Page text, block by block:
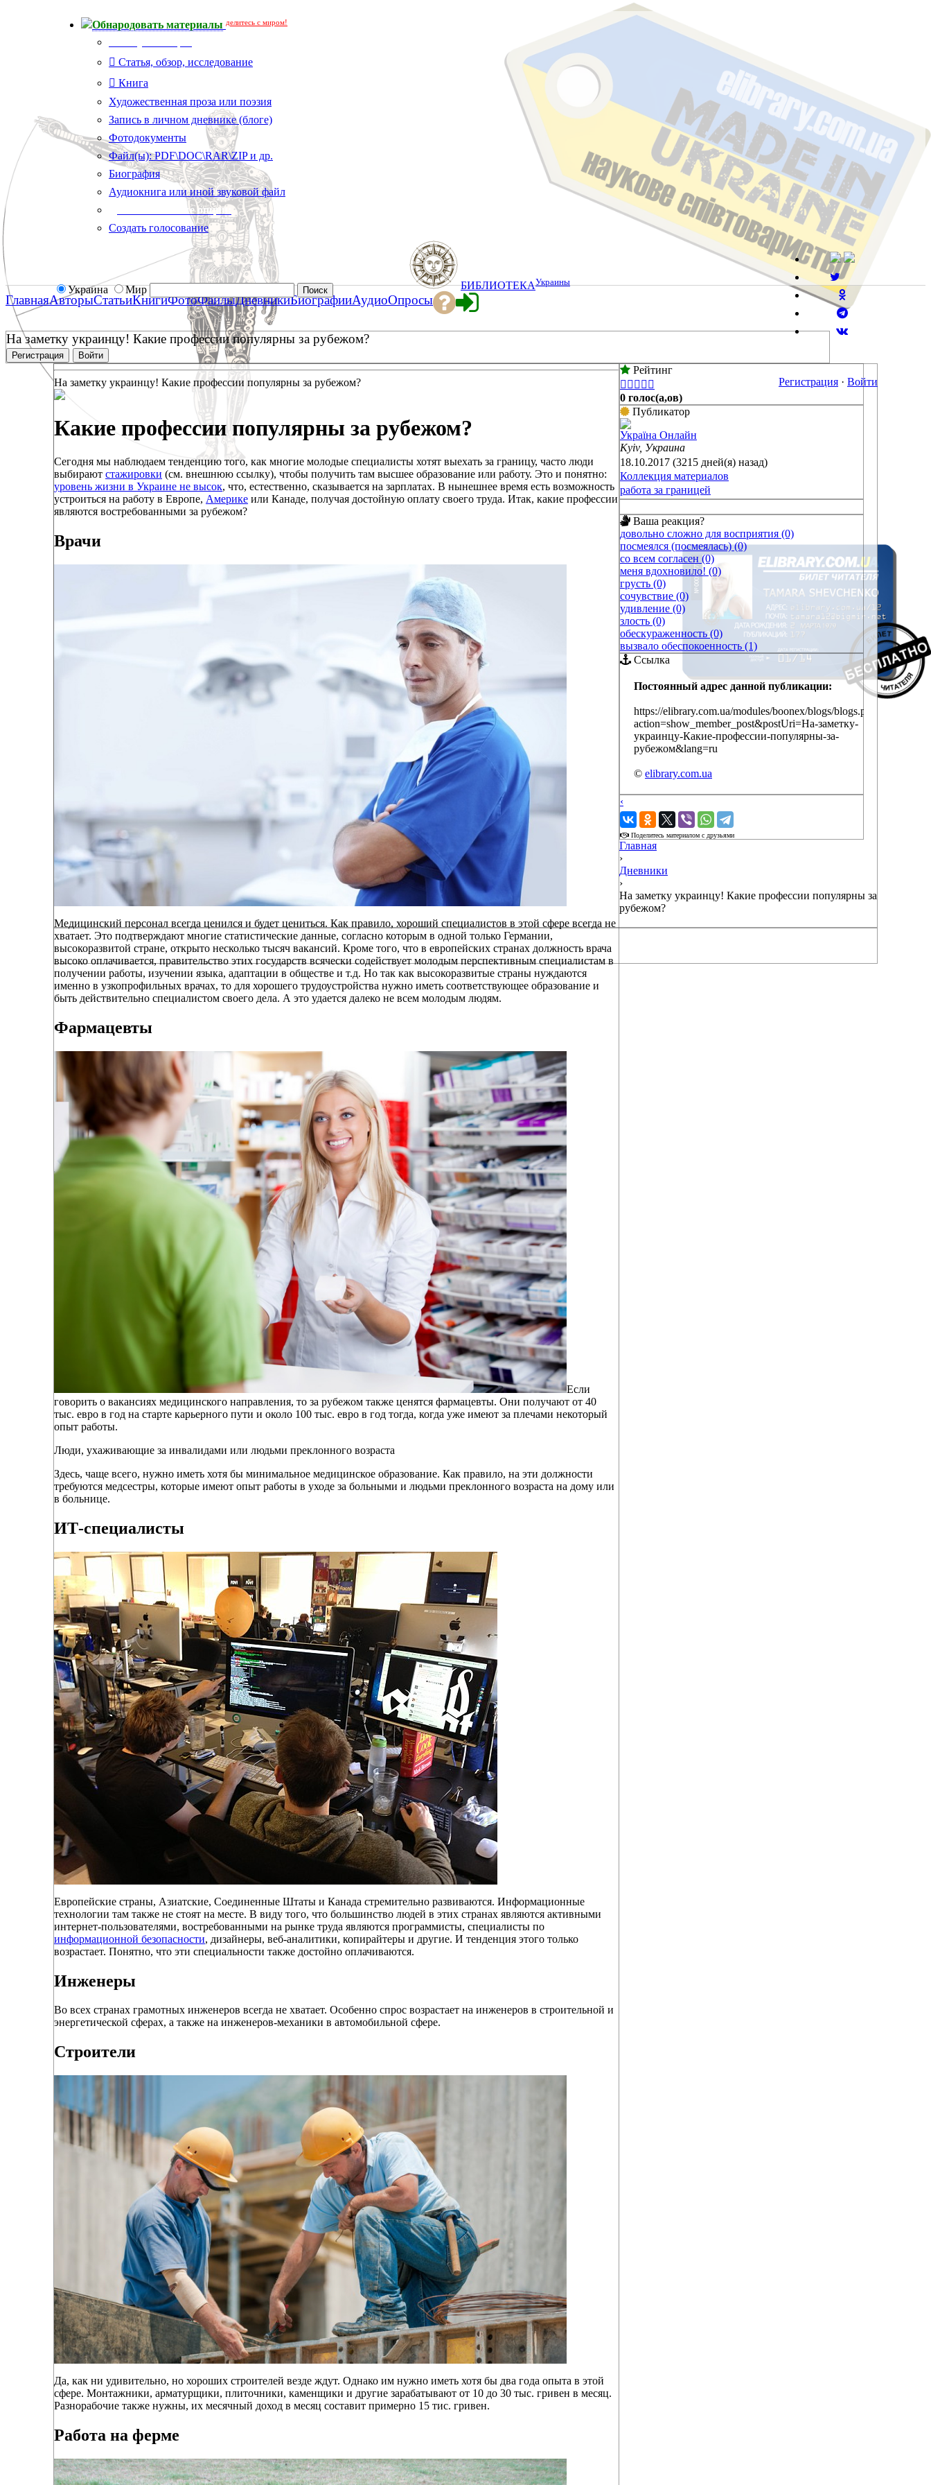
Обнародовать материалы делитесь с миром!
Статья, обзор, исследование
Книга
Художественная проза или поэзия
Запись в личном дневнике (блоге)
Фотодокументы
Файл(ы): PDF\DOC\RAR\ZIP и др.
Биография
Аудиокнига или иной звуковой файл
Дополнительные опции:
Создать голосование
Украина Мир БИБЛИОТЕКАУкраины
Регистрация · Войти
ГлавнаяАвторыСтатьиКнигиФотоФайлыДневникиБиографииАудиоОпросы
На заметку украинцу! Какие профессии популярны за рубежом?
Регистрация Войти
На заметку украинцу! Какие профессии популярны за рубежом?
Какие профессии популярны за рубежом?
Сегодня мы наблюдаем тенденцию того, как многие молодые специалисты хотят выехать за границу, часто люди
выбирают стажировки (см. внешнюю ссылку), чтобы получить там высшее образование или работу. Это и понятно:
уровень жизни в Украине не высок, что, естественно, сказывается на зарплатах. В нынешнее время есть возможность
устроиться на работу в Европе, Америке или Канаде, получая достойную оплату своего труда. Итак, какие профессии
являются востребованными за рубежом?
Врачи
Медицинский персонал всегда ценился и будет цениться. Как правило, хороший специалистов в этой сфере всегда не
хватает. Это подтверждают многие статистические данные, согласно которым в одной только Германии,
высокоразвитой стране, открыто несколько тысяч вакансий. Кроме того, что в европейских странах должность врача
высоко оплачивается, правительство этих государств всячески содействует молодым перспективным специалистам в
получении работы, изучении языка, адаптации в обществе и т.д. Но так как высокоразвитые страны нуждаются
именно в узкопрофильных врачах, то для хорошего трудоустройства нужно иметь соответствующее образование и
быть действительно специалистом своего дела. А это удается далеко не всем молодым людям.
Фармацевты
Если
говорить о вакансиях медицинского направления, то за рубежом также ценятся фармацевты. Они получают от 40
тыс. евро в год на старте карьерного пути и около 100 тыс. евро в год тогда, когда уже имеют за плечами некоторый
опыт работы.
Люди, ухаживающие за инвалидами или людьми преклонного возраста
Здесь, чаще всего, нужно иметь хотя бы минимальное медицинское образование. Как правило, на эти должности
требуются медсестры, которые имеют опыт работы в уходе за больными и людьми преклонного возраста на дому или
в больнице.
ИТ-специалисты
Европейские страны, Азиатские, Соединенные Штаты и Канада стремительно развиваются. Информационные
технологии там также не стоят на месте. В виду того, что большинство людей в этих странах являются активными
интернет-пользователями, востребованными на рынке труда являются программисты, специалисты по
информационной безопасности, дизайнеры, веб-аналитики, копирайтеры и другие. И тенденция этого только
возрастает. Понятно, что эти специальности также достойно оплачиваются.
Инженеры
Во всех странах грамотных инженеров всегда не хватает. Особенно спрос возрастает на инженеров в строительной и
энергетической сферах, а также на инженеров-механики в автомобильной сфере.
Строители
Да, как ни удивительно, но хороших строителей везде ждут. Однако им нужно иметь хотя бы два года опыта в этой
сфере. Монтажники, арматурщики, плиточники, каменщики и другие зарабатывают от 10 до 30 тыс. гривен в месяц.
Разнорабочие также нужны, их месячный доход в месяц составит примерно 15 тис. гривен.
Работа на ферме
Рейтинг
    
0 голос(а,ов)
Публикатор
Україна Онлайн
Kyiv, Украина
18.10.2017 (3215 дней(я) назад)
Коллекция материалов
работа за границей
Ваша реакция?
довольно сложно для восприятия (0)
посмеялся (посмеялась) (0)
со всем согласен (0)
меня вдохновило! (0)
грусть (0)
сочувствие (0)
удивление (0)
злость (0)
обескураженность (0)
вызвало обеспокоенность (1)
Ссылка
Постоянный адрес данной публикации:
https://elibrary.com.ua/modules/boonex/blogs/blogs.php?
action=show_member_post&postUri=На-заметку-
украинцу-Какие-профессии-популярны-за-
рубежом&lang=ru
© elibrary.com.ua
‹
›
Поделитесь материалом с друзьями
Главная
›
Дневники
›
На заметку украинцу! Какие профессии популярны за
рубежом?